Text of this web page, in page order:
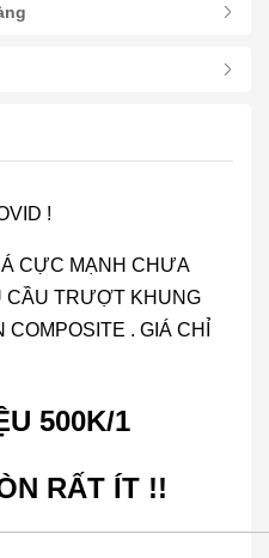
!
CỰC MẠNH CHƯA
CẦU TRƯỢT KHUNG
. GIÁ CHỈ
500K/1
RẤT ÍT !!